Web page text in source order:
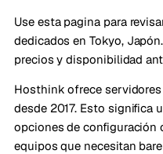
Use esta pagina para
dedicados en Tokyo,
precios y disponibilidad
Hosthink ofrece
desde 2017. Esto significa
opciones de configuración
equipos que necesitan